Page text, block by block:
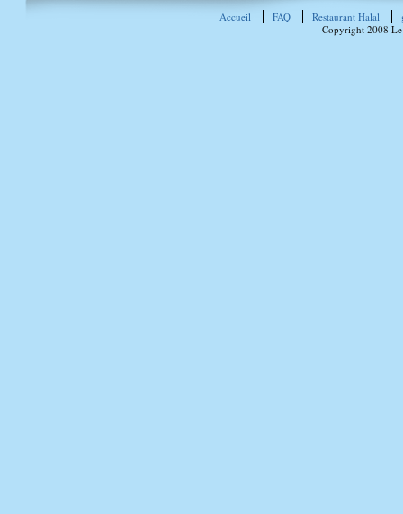
Accueil FAQ Restaurant Halal
Copyright 2008